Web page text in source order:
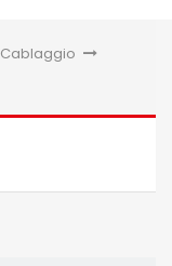
Cablaggio >